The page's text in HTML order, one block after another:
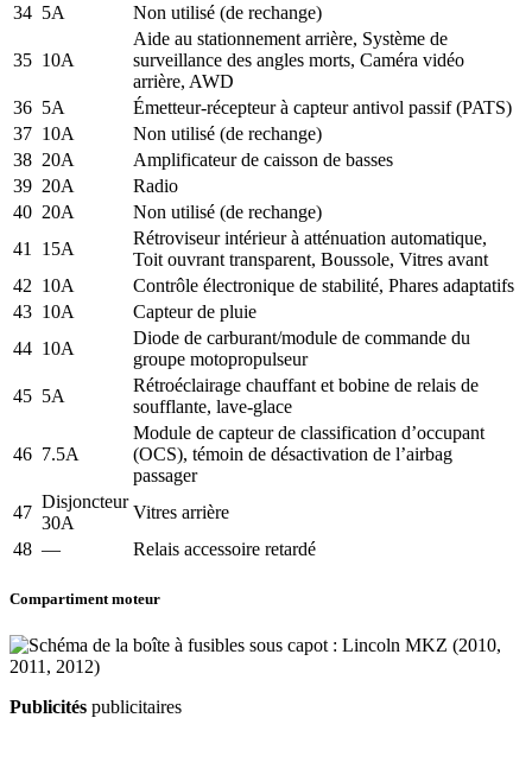
34 5A Non utilisé (de rechange)
35 10A
Aide au stationnement arrière, Système de
surveillance des angles morts, Caméra vidéo
arrière, AWD
36 5A
Émetteur-récepteur à capteur antivol passif (PATS)
37 10A
Non utilisé (de rechange)
38 20A
Amplificateur de caisson de basses
39 20A
Radio
40 20A
Non utilisé (de rechange)
41
15A
Rétroviseur intérieur à atténuation automatique,
Toit ouvrant transparent, Boussole, Vitres avant
42 10A
Contrôle électronique de stabilité, Phares adaptatifs
43 10A
Capteur de pluie
44 10A
Diode de carburant/module de commande du
groupe motopropulseur
45 5A
Rétroéclairage chauffant et bobine de relais de
soufflante, lave-glace
46 7.5A
Module de capteur de classification d’occupant
(OCS), témoin de désactivation de l’airbag
passager
47
Disjoncteur
30A
Vitres arrière
48 — Relais accessoire retardé
Compartiment moteur
Publicités publicitaires